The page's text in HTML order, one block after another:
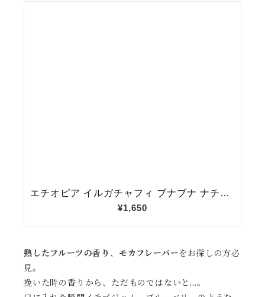
熟したフルーツの香り 、 モカフレーバーをお探しの方必
見。
挽いた時の香りから、ただものではないと…。